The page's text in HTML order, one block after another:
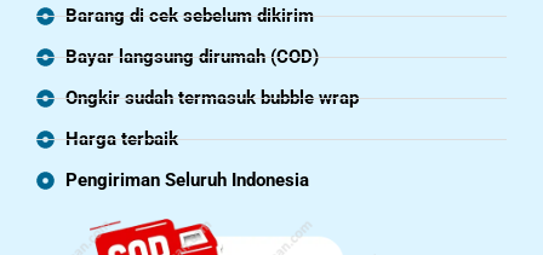
Barang di cek sebelum dikirim
Bayar langsung dirumah (COD)
Ongkir sudah termasuk bubble wrap
Harga terbaik
Pengiriman Seluruh Indonesia